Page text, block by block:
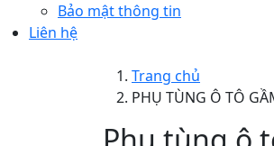
Bảo mật thông tin
Liên hệ
Trang chủ
PHỤ TÙNG Ô TÔ